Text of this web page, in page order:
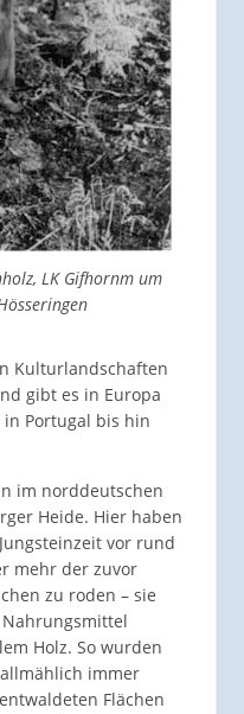
LK Gifhornm um
Kulturlandschaften
gibt es in Europa
Portugal bis hin
im norddeutschen
Heide. Hier haben
vor rund
mehr der zuvor
zu roden – sie
Holz. So wurden
immer
Flächen